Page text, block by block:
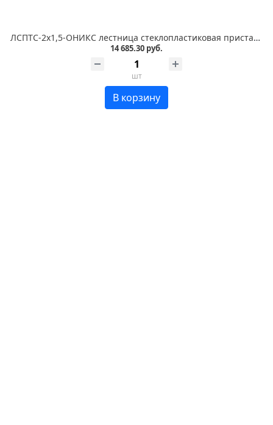
ЛСПТС-2х1,5-ОНИКС лестница стеклопластиковая приставная, трансформируемая в стремянку
14 685.30 руб.
шт
В корзину